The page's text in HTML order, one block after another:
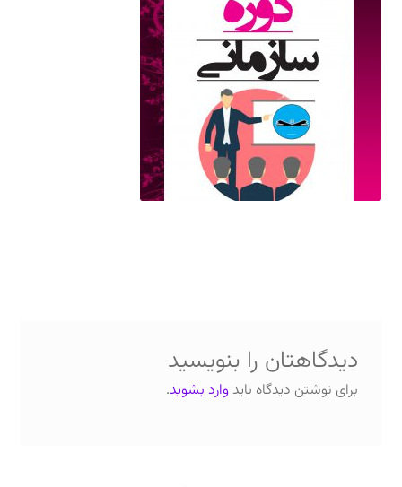
دعوت برای پروژه، تدریس و سخنرانی
ارتباط از طریق پیام‌رسان‌ها: 09373443975
دیدگاهتان را بنویسید
برای نوشتن دیدگاه باید وارد بشوید.